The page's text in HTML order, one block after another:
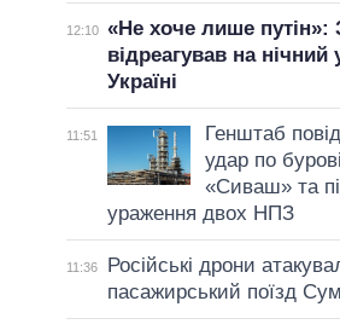
12:10 «Не хоче лише путін»:
відреагував на нічний
Україні
11:51
Генштаб
удар по
«Сиваш» та
ураження двох НПЗ
11:36
Російські дрони
пасажирський поїзд